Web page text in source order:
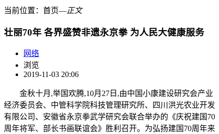
当前位置： 首页―正文
壮丽70年 各界盛赞非遗永京拳 为人民大健康服务
网络
浏览
2019-11-03 20:06
金秋十月,举国欢腾,10月27日,由中国小康建设研究会产业
经济委员会、中管科学院科技管理研究所、四川洪光农业开发
有限公司、安徽省永京拳武学研究会联合举办的《庆祝建国70
周年将军、部长书画联谊会》胜利召开。为弘扬建国70周年来